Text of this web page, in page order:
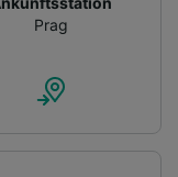
Prag